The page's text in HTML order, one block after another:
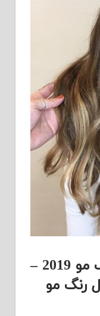
مدل رنگ مو 2019 – رنگ مو 2019 –
98 – مدل رنگ مو